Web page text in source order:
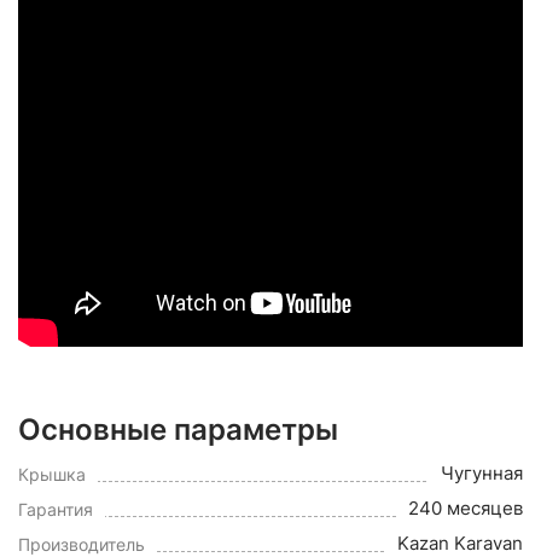
Основные параметры
Крышка Чугунная
Гарантия 240 месяцев
Производитель Kazan Karavan